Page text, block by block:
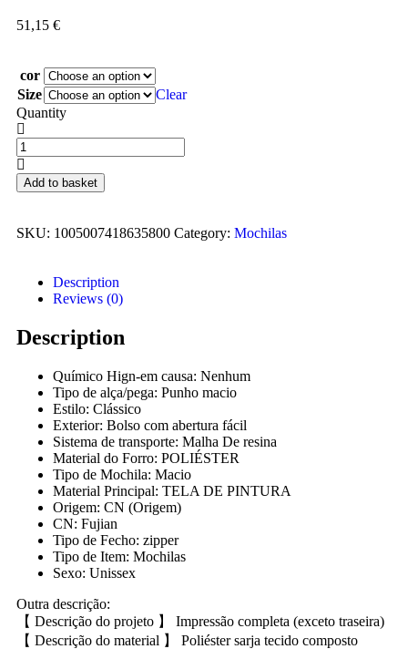
51,15 €
cor
Size
Clear
Quantity
Add to basket
SKU: 1005007418635800 Category: Mochilas
Description
Reviews (0)
Description
Químico Hign-em causa: Nenhum
Tipo de alça/pega: Punho macio
Estilo: Clássico
Exterior: Bolso com abertura fácil
Sistema de transporte: Malha De resina
Material do Forro: POLIÉSTER
Tipo de Mochila: Macio
Material Principal: TELA DE PINTURA
Origem: CN (Origem)
CN: Fujian
Tipo de Fecho: zipper
Tipo de Item: Mochilas
Sexo: Unissex
Outra descrição:
【 Descrição do projeto 】 Impressão completa (exceto traseira)
【 Descrição do material 】 Poliéster sarja tecido composto